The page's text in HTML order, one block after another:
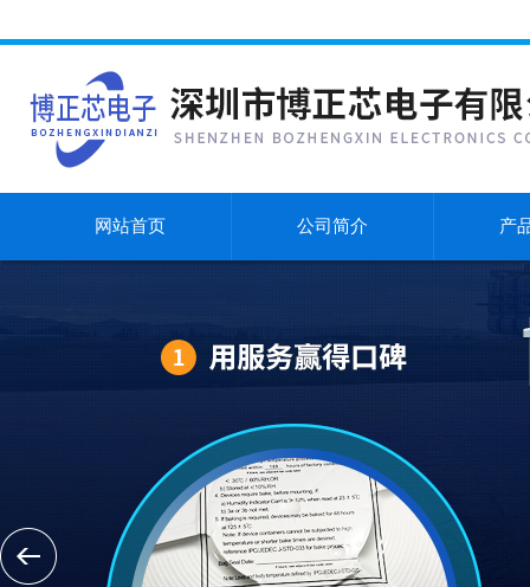
网站首页 公司简介 产